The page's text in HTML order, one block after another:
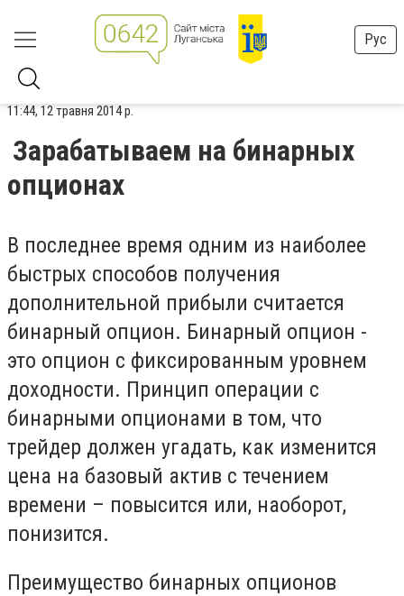
Рус
11:44, 12 травня 2014 р.
Зарабатываем на бинарных
опционах
В последнее время одним из наиболее
быстрых способов получения
дополнительной прибыли считается
бинарный опцион. Бинарный опцион -
это опцион с фиксированным уровнем
доходности. Принцип операции с
бинарными опционами в том, что
трейдер должен угадать, как изменится
цена на базовый актив с течением
времени – повысится или, наоборот,
понизится.
Преимущество бинарных опционов